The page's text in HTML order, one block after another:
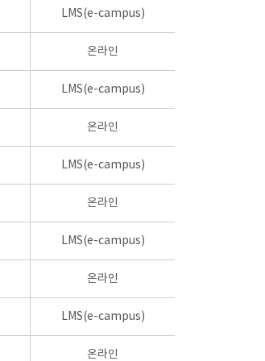
LMS(e-campus)
온라인
LMS(e-campus)
온라인
LMS(e-campus)
온라인
LMS(e-campus)
온라인
LMS(e-campus)
온라인